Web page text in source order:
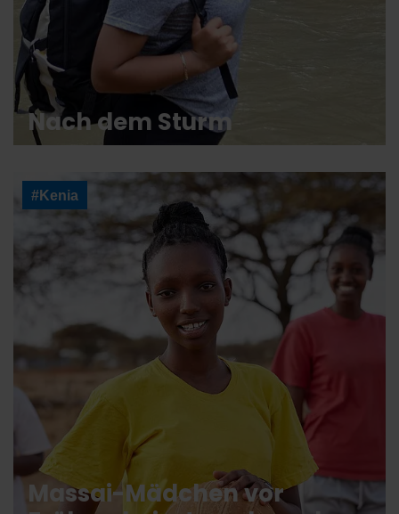
Nach dem Sturm
#Kenia
Massai-Mädchen vor